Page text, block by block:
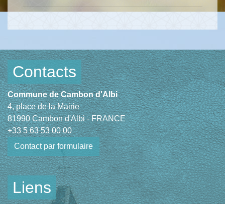
Contacts
Commune de Cambon d'Albi
4, place de la Mairie
81990 Cambon d'Albi - FRANCE
+33 5 63 53 00 00
Contact par formulaire
Liens